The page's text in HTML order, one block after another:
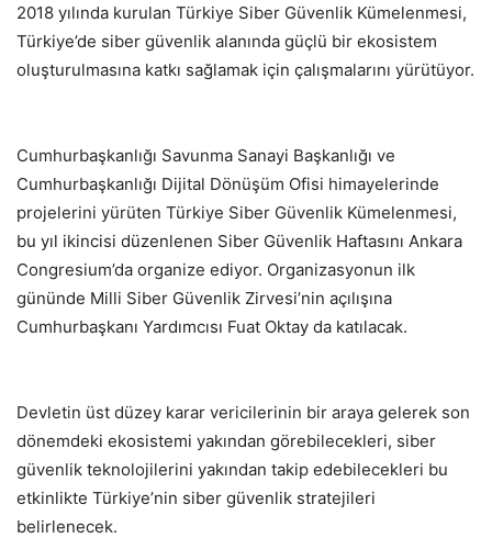
2018 yılında kurulan Türkiye Siber Güvenlik Kümelenmesi,
Türkiye’de siber güvenlik alanında güçlü bir ekosistem
oluşturulmasına katkı sağlamak için çalışmalarını yürütüyor.
Cumhurbaşkanlığı Savunma Sanayi Başkanlığı ve
Cumhurbaşkanlığı Dijital Dönüşüm Ofisi himayelerinde
projelerini yürüten Türkiye Siber Güvenlik Kümelenmesi,
bu yıl ikincisi düzenlenen Siber Güvenlik Haftasını Ankara
Congresium’da organize ediyor. Organizasyonun ilk
gününde Milli Siber Güvenlik Zirvesi’nin açılışına
Cumhurbaşkanı Yardımcısı Fuat Oktay da katılacak.
Devletin üst düzey karar vericilerinin bir araya gelerek son
dönemdeki ekosistemi yakından görebilecekleri, siber
güvenlik teknolojilerini yakından takip edebilecekleri bu
etkinlikte Türkiye’nin siber güvenlik stratejileri
belirlenecek.